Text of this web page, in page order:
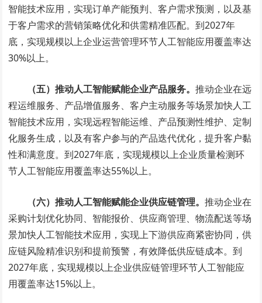
智能技术应用，实现订单产能预判、客户需求预测，以及基
于客户需求的营销策略优化和供需精准匹配。到2027年
底，实现规模以上企业运营管理环节人工智能应用覆盖率达
30%以上。
（五）推动人工智能赋能企业产品服务。推动企业在远
程运维服务、产品增值服务、客户主动服务等场景加快人工
智能技术应用，实现远程智能运维、产品预测性维护、定制
化服务生成，以及有客户参与的产品迭代优化，提升客户黏
性和满意度。到2027年底，实现规模以上企业质量检测环
节人工智能应用覆盖率达55%以上。
（六）推动人工智能赋能企业供应链管理。推动企业在
采购计划优化协同、智能报价、供应商管理、物流配送等场
景加快人工智能技术应用，实现上下游供应商紧密协同，供
应链风险精准识别和提前预警，有效降低供应链成本。到
2027年底，实现规模以上企业供应链管理环节人工智能应
用覆盖率达15%以上。